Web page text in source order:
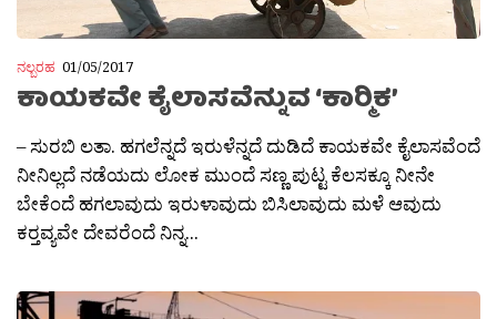
ನಲ್ಬರಹ 01/05/2017
ಕಾಯಕವೇ ಕೈಲಾಸವೆನ್ನುವ ‘ಕಾರ‍್ಮಿಕ’
– ಸುರಬಿ ಲತಾ. ಹಗಲೆನ್ನದೆ ಇರುಳೆನ್ನದೆ ದುಡಿದೆ ಕಾಯಕವೇ ಕೈಲಾಸವೆಂದೆ
ನೀನಿಲ್ಲದೆ ನಡೆಯದು ಲೋಕ ಮುಂದೆ ಸಣ್ಣ ಪುಟ್ಟ ಕೆಲಸಕ್ಕೂ ನೀನೇ
ಬೇಕೆಂದೆ ಹಗಲಾವುದು ಇರುಳಾವುದು ಬಿಸಿಲಾವುದು ಮಳೆ ಆವುದು
ಕರ‍್ತವ್ಯವೇ ದೇವರೆಂದೆ ನಿನ್ನ...